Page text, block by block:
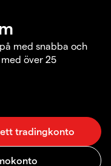
med snabba och
över 25